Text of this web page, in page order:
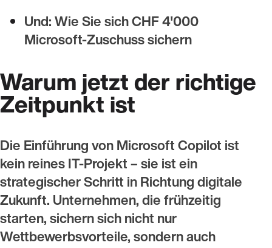
Und: Wie Sie sich CHF 4'000
Microsoft-Zuschuss sichern
Warum jetzt der richtige
Zeitpunkt ist
Die Einführung von Microsoft Copilot ist
kein reines IT-Projekt – sie ist ein
strategischer Schritt in Richtung digitale
Zukunft. Unternehmen, die frühzeitig
starten, sichern sich nicht nur
Wettbewerbsvorteile, sondern auch